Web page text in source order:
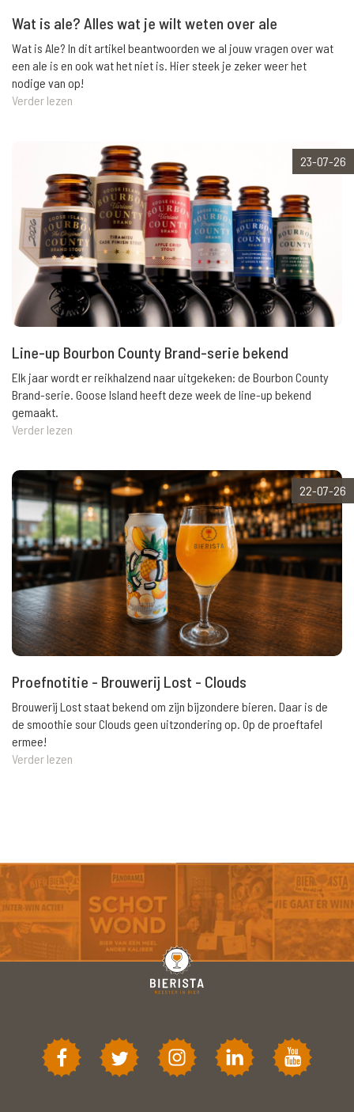
Wat is ale? Alles wat je wilt weten over ale
Wat is Ale? In dit artikel beantwoorden we al jouw vragen over wat
een ale is en ook wat het niet is. Hier steek je zeker weer het
nodige van op!
Verder lezen
23-07-26
Line-up Bourbon County Brand-serie bekend
Elk jaar wordt er reikhalzend naar uitgekeken: de Bourbon County
Brand-serie. Goose Island heeft deze week de line-up bekend
gemaakt.
Verder lezen
22-07-26
Proefnotitie - Brouwerij Lost - Clouds
Brouwerij Lost staat bekend om zijn bijzondere bieren. Daar is de
de smoothie sour Clouds geen uitzondering op. Op de proeftafel
ermee!
Verder lezen